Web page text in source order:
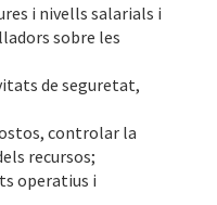
i nivells salarials i
sobre les
de seguretat,
controlar la
recursos;
operatius i